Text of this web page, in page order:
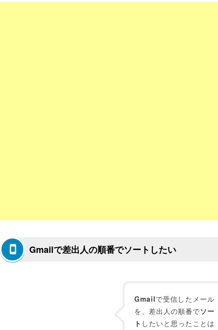
Gmailで差出人の順番でソートしたい
Gmailで受信したメール
を、差出人の順番でソー
ト したいと思ったことは